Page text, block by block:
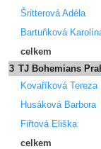
Šritterová Adéla
Bartuňková
celkem
3 TJ Bohemians
Kovaříková Tereza
Husáková Barbora
Fiřtová Eliška
celkem